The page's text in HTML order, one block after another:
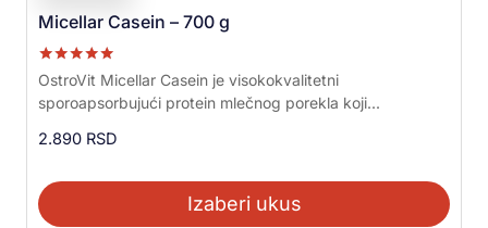
Micellar Casein – 700 g
Ocenjeno sa
5.00
od 5
OstroVit Micellar Casein je visokokvalitetni
sporoapsorbujući protein mlečnog porekla koji...
2.890 RSD
Izaberi ukus